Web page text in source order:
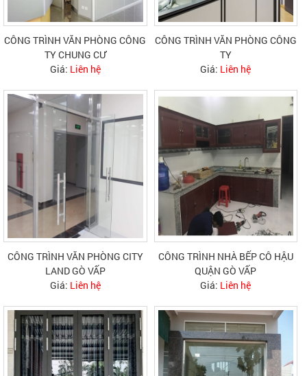
CÔNG TRÌNH VĂN PHÒNG CÔNG
TY CHUNG CƯ
Giá: Liên hệ
CÔNG TRÌNH VĂN PHÒNG CÔNG
TY
Giá: Liên hệ
CÔNG TRÌNH VĂN PHÒNG CITY
LAND GÒ VẤP
Giá: Liên hệ
CÔNG TRÌNH NHÀ BẾP CÔ HẬU
QUẬN GÒ VẤP
Giá: Liên hệ